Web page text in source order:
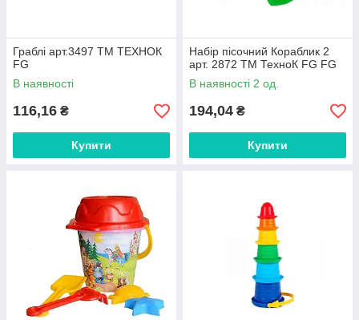
Граблі арт.3497 ТМ ТЕХНОК
FG
В наявності
116,16 ₴
Купити
Набір пісочний Кораблик 2
арт. 2872 ТМ ТехноК FG FG
В наявності 2 од.
194,04 ₴
Купити